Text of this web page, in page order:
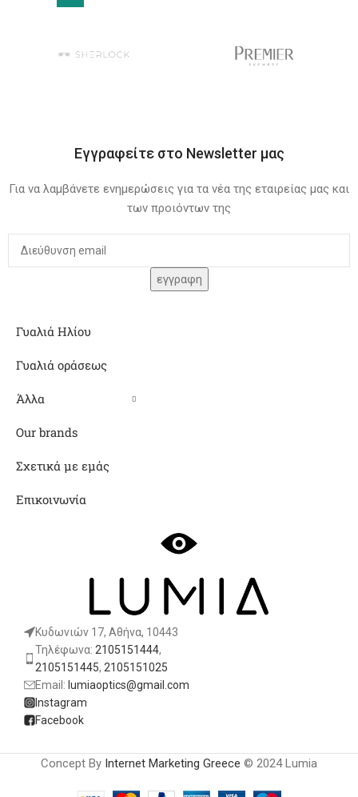
Εγγραφείτε στο Newsletter μας
Για να λαμβάνετε ενημερώσεις για τα νέα της εταιρείας μας και
των προιόντων της
Γυαλιά Ηλίου
Γυαλιά οράσεως
Άλλα
Our brands
Σχετικά με εμάς
Επικοινωνία
Κυδωνιών 17, Αθήνα, 10443
Τηλέφωνα: 2105151444,
2105151445, 2105151025
Email: lumiaoptics@gmail.com
Instagram
Facebook
Concept By Internet Marketing Greece © 2024 Lumia